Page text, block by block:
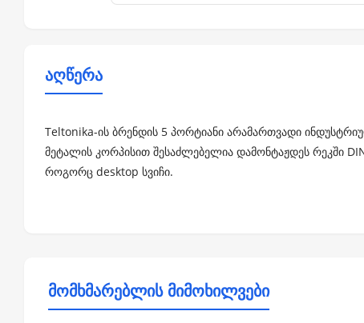
აღწერა
Teltonika-ის ბრენდის 5 პორტიანი არამართვადი
მეტალის კორპისით შესაძლებელია დამონტაჟდეს რეკში
როგორც desktop სვიჩი.
მომხმარებლის მიმოხილვები